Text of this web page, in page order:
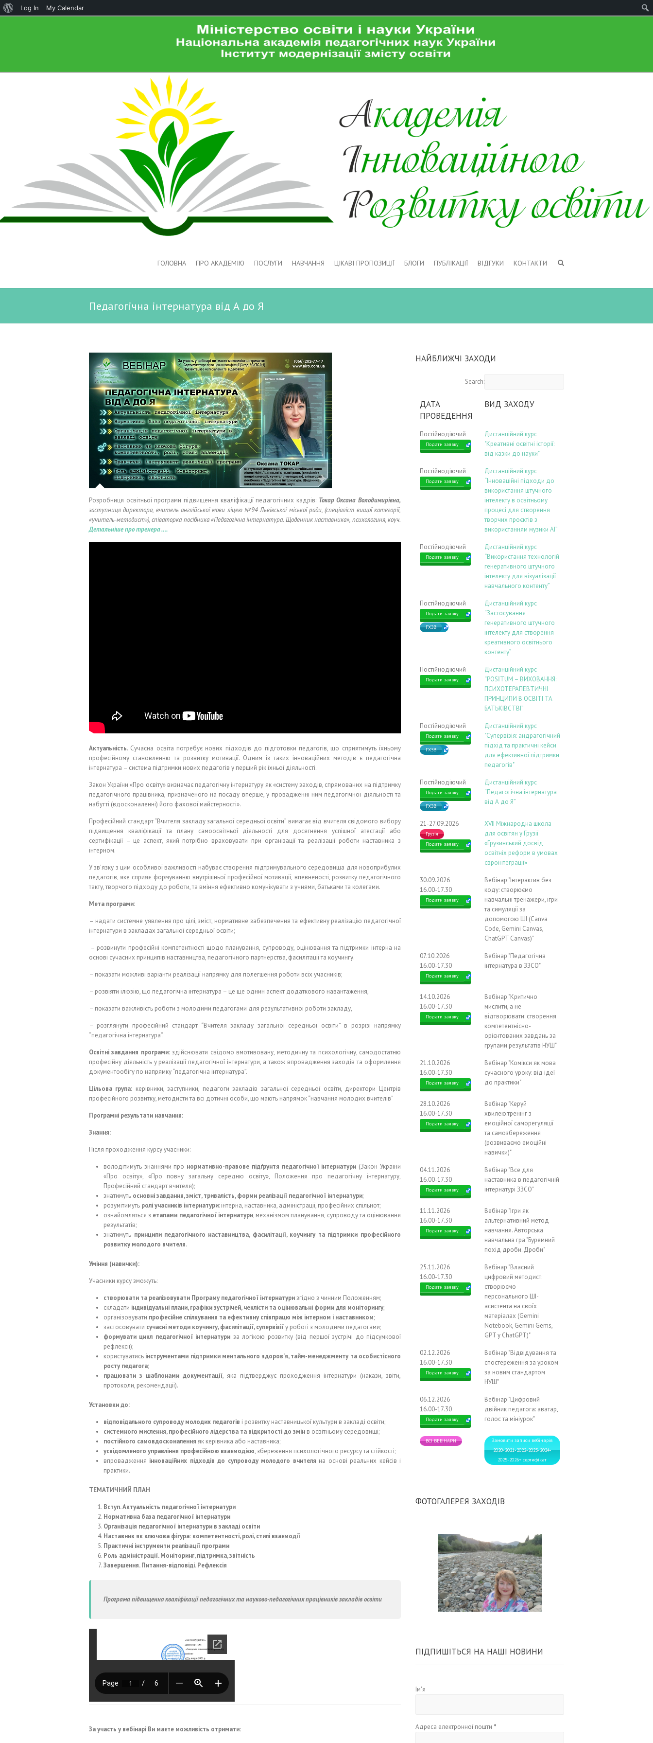
ГОЛОВНА ПРО АКАДЕМІЮ ПОСЛУГИ НАВЧАННЯ ЦІКАВІ ПРОПОЗИЦІЇ БЛОГИ ПУБЛІКАЦІЇ ВІДГУКИ КОНТАКТИ
Педагогічна інтернатура від А до Я
Розробниця освітньої програми підвищення кваліфікації педагогічних кадрів: Токар Оксана Володимирівна,
заступниця директора, вчитель англійської мови ліцею №94 Львівської міської ради, (спеціаліст вищої категорії,
«учитель-методист»), співаторка посібника «Педагогічна інтернатура. Щоденник наставника», психологиня, коуч.
Детальніше про тренера ….
Актуальність. Сучасна освіта потребує нових підходів до підготовки педагогів, що сприятимуть їхньому
професійному становленню та розвитку мотивації. Одним із таких інноваційних методів є педагогічна
інтернатура – система підтримки нових педагогів у перший рік їхньої діяльності.
Закон України «Про освіту» визначає педагогічну інтернатуру як «систему заходів, спрямованих на підтримку
педагогічного працівника, призначеного на посаду вперше, у провадженні ним педагогічної діяльності та
набутті (вдосконаленні) його фахової майстерності».
Професійний стандарт “Вчителя закладу загальної середньої освіти” вимагає від вчителя свідомого вибору
підвищення кваліфікації та плану самоосвітньої діяльності для досягнення успішної атестації або
сертифікації – це аспект, який потрібно враховувати при організації та реалізації роботи наставника з
інтерном.
У зв’язку з цим особливої важливості набуває створення підтримувального середовища для новоприбулих
педагогів, яке сприяє формуванню внутрішньої професійної мотивації, впевненості, розвитку педагогічного
такту, творчого підходу до роботи, та вміння ефективно комунікувати з учнями, батьками та колегами.
Мета програми:
– надати системне уявлення про цілі, зміст, нормативне забезпечення та ефективну реалізацію педагогічної
інтернатури в закладах загальної середньої освіти;
– розвинути професійні компетентності щодо планування, супроводу, оцінювання та підтримки інтерна на
основі сучасних принципів наставництва, педагогічного партнерства, фасилітації та коучингу.
– показати можливі варіанти реалізації напрямку для полегшення роботи всіх учасників;
– розвіяти ілюзію, що педагогічна інтернатура – це ще однин аспект додаткового навантаження,
– показати важливість роботи з молодими педагогами для результативної роботи закладу,
– розглянути професійний стандарт “Вчителя закладу загальної середньої освіти” в розрізі напрямку
“педагогічна інтернатура”.
Освітні завдання програми:здійснювати свідомо вмотивовану, методичну та психологічну, самодостатню
професійну діяльність у реалізації педагогічної інтернатури, а також впровадження заходів та оформлення
документообігу по напрямку “педагогічна інтернатура”.
Цільова група: керівники, заступники, педагоги закладів загальної середньої освіти, директори Центрів
професійного розвитку, методисти та всі дотичні особи, що мають напрямок “навчання молодих вчителів”
Програмні результати навчання:
Знання:
Після проходження курсу учасники:
володітимуть знаннями про нормативно-правове підґрунтя педагогічної інтернатури (Закон України
«Про освіту», «Про повну загальну середню освіту», Положення про педагогічну інтернатуру,
Професійний стандарт вчителя);
знатимуть основні завдання, зміст, тривалість, форми реалізації педагогічної інтернатури;
розумітимуть ролі учасників інтернатури: інтерна, наставника, адміністрації, професійних спільнот;
ознайомляться з етапами педагогічної інтернатури, механізмом планування, супроводу та оцінювання
результатів;
знатимуть принципи педагогічного наставництва, фасилітації, коучингу та підтримки професійного
розвитку молодого вчителя.
Уміння (навички):
Учасники курсу зможуть:
створювати та реалізовувати Програму педагогічної інтернатуризгідно з чинним Положенням;
складати індивідуальні плани, графіки зустрічей, чеклісти та оцінювальні форми для моніторингу;
організовувати професійне спілкування та ефективну співпрацю між інтерном і наставником;
застосовувати сучасні методи коучингу, фасилітації, супервізіїу роботі з молодими педагогами;
формувати цикл педагогічної інтернатури за логікою розвитку (від першої зустрічі до підсумкової
рефлексії);
користуватись інструментами підтримки ментального здоров’я, тайм-менеджменту та особистісного
росту педагога;
працювати з шаблонами документації, яка підтверджує проходження інтернатури (накази, звіти,
протоколи, рекомендації).
Установки до:
відповідального супроводу молодих педагогів і розвитку наставницької культури в закладі освіти;
системного мислення, професійного лідерства та відкритості до змін в освітньому середовищі;
постійного самовдосконалення як керівника або наставника;
усвідомленого управління професійною взаємодією, збереження психологічного ресурсу та стійкості;
впровадження інноваційних підходів до супроводу молодого вчителя на основі реальних кейсів і
практики.
ТЕМАТИЧНИЙ ПЛАН
Вступ. Актуальність педагогічної інтернатури
Нормативна база педагогічної інтернатури
Організація педагогічної інтернатури в закладі освіти
Наставник як ключова фігура: компетентності, ролі, стилі взаємодії
Практичні інструменти реалізації програми
Роль адміністрації. Моніторинг, підтримка, звітність
Завершення. Питання-відповіді. Рефлексія
Програма підвищення кваліфікації педагогічних та науково-педагогічних працівників закладів освіти
За участь у вебінарі Ви маєте можливість отримати:
НАЙБЛИЖЧІ ЗАХОДИ
Search:
ДАТА
ПРОВЕДЕННЯ
ВИД ЗАХОДУ
Постійнодіючий
Подати заявку
Дистанційний курс
"Креативні освітні історії:
від казки до науки"
Постійнодіючий
Подати заявку
Дистанційний курс
“Інноваційні підходи до
використання штучного
інтелекту в освітньому
процесі для створення
творчих проєктів з
використанням музики АІ”
Постійнодіючий
Подати заявку
Дистанційний курс
“Використання технологій
генеративного штучного
інтелекту для візуалізації
навчального контенту”
Постійнодіючий
Подати заявку
ГХЗВ
Дистанційний курс
“Застосування
генеративного штучного
інтелекту для створення
креативного освітнього
контенту”
Постійнодіючий
Подати заявку
Дистанційний курс
“POSİTUM – ВИХОВАННЯ:
ПСИХОТЕРАПЕВТИЧНІ
ПРИНЦИПИ В ОСВІТІ ТА
БАТЬКІВСТВІ”
Постійнодіючий
Подати заявку
ГХЗВ
Дистанційний курс
"Супервізія: андрагогічний
підхід та практичні кейси
для ефективної підтримки
педагогів"
Постійнодіючий
Подати заявку
ГХЗВ
Дистанційний курс
“Педагогічна інтернатура
від А до Я”
21-27.09.2026
Грузія
Подати заявку
ХVIІ Міжнародна школа
для освітян у Грузії
«Грузинський досвід
освітніх реформ в умовах
євроінтеграції»
30.09.2026
16.00-17.30
Подати заявку
Вебінар "Інтерактив без
коду: створюємо
навчальні тренажери, ігри
та симуляції за
допомогою ШІ (Canva
Code, Gemini Canvas,
ChatGPT Canvas)"
07.10.2026
16.00-17.30
Подати заявку
Вебінар "Педагогічна
інтернатура в ЗЗСО"
14.10.2026
16.00-17.30
Подати заявку
Вебінар "Критично
мислити, а не
відтворювати: створення
компетентнісно-
орієнтованих завдань за
групами результатів НУШ"
21.10.2026
16.00-17.30
Подати заявку
Вебінар "Комікси як мова
сучасного уроку: від ідеї
до практики"
28.10.2026
16.00-17.30
Подати заявку
Вебінар "Керуй
хвилею:тренінг з
емоційної саморегуляції
та самозбереження
(розвиваємо емоційні
навички)"
04.11.2026
16.00-17.30
Подати заявку
Вебінар "Все для
наставника в педагогічній
інтернатурі ЗЗСО"
11.11.2026
16.00-17.30
Подати заявку
Вебінар "Ігри як
альтернативний метод
навчання. Авторська
навчальна гра "Буремний
похід дроби. Дроби"
25.11.2026
16.00-17.30
Подати заявку
Вебінар "Власний
цифровий методист:
створюємо
персонального ШІ-
асистента на своїх
матеріалах (Gemini
Notebook, Gemini Gems,
GPT у ChatGPT)"
02.12.2026
16.00-17.30
Подати заявку
Вебінар "Відвідування та
спостереження за уроком
за новим стандартом
НУШ"
06.12.2026
16.00-17.30
Подати заявку
Вебінар "Цифровий
двійник педагога: аватар,
голос та мініурок"
ВСІ ВЕБІНАРИ
Замовити записи вебінарів
2020-2021-2022-2023-2024-
2025-2026+ сертифікат
ФОТОГАЛЕРЕЯ ЗАХОДІВ
ПІДПИШІТЬСЯ НА НАШІ НОВИНИ
Ім'я
Адреса електронної пошти *
About
Log In My Calendar